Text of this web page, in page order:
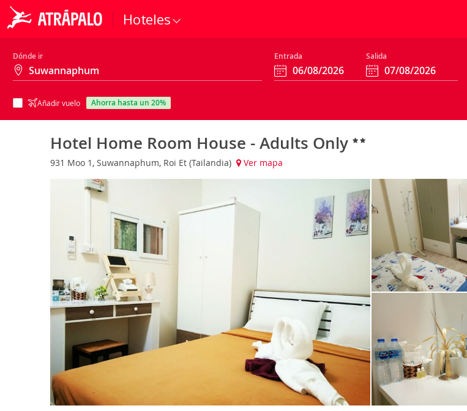
Hoteles
Dónde ir Entrada Salida
Añadir vuelo ahorra hasta un 20%
Hotel Home Room House - Adults Only
931 Moo 1, Suwannaphum, Roi Et (Tailandia) Ver mapa